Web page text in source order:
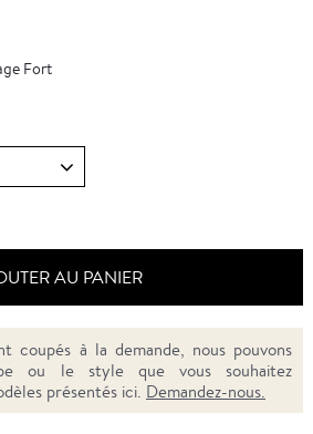
Fort
AU PANIER
coupés à la demande, nous pouvons
ou le style que vous souhaitez
présentés ici. Demandez-nous.